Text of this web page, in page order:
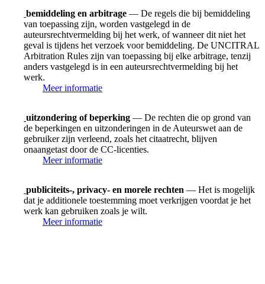
bemiddeling en arbitrage — De regels die bij bemiddeling
van toepassing zijn, worden vastgelegd in de
auteursrechtvermelding bij het werk, of wanneer dit niet het
geval is tijdens het verzoek voor bemiddeling. De UNCITRAL
Arbitration Rules zijn van toepassing bij elke arbitrage, tenzij
anders vastgelegd is in een auteursrechtvermelding bij het
werk.
Meer informatie
uitzondering of beperking — De rechten die op grond van
de beperkingen en uitzonderingen in de Auteurswet aan de
gebruiker zijn verleend, zoals het citaatrecht, blijven
onaangetast door de CC-licenties.
Meer informatie
publiciteits-, privacy- en morele rechten — Het is mogelijk
dat je additionele toestemming moet verkrijgen voordat je het
werk kan gebruiken zoals je wilt.
Meer informatie